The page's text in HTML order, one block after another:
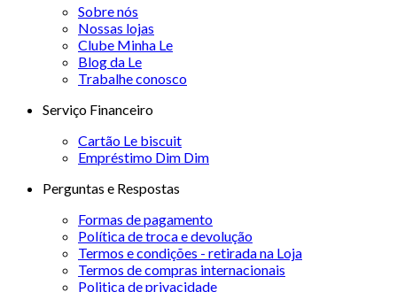
Sobre nós
Nossas lojas
Clube Minha Le
Blog da Le
Trabalhe conosco
Serviço Financeiro
Cartão Le biscuit
Empréstimo Dim Dim
Perguntas e Respostas
Formas de pagamento
Política de troca e devolução
Termos e condições - retirada na Loja
Termos de compras internacionais
Politica de privacidade